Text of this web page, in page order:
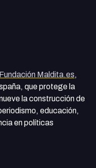
Fundación Maldita.es,
que protege la
la construcción de
educación,
en políticas